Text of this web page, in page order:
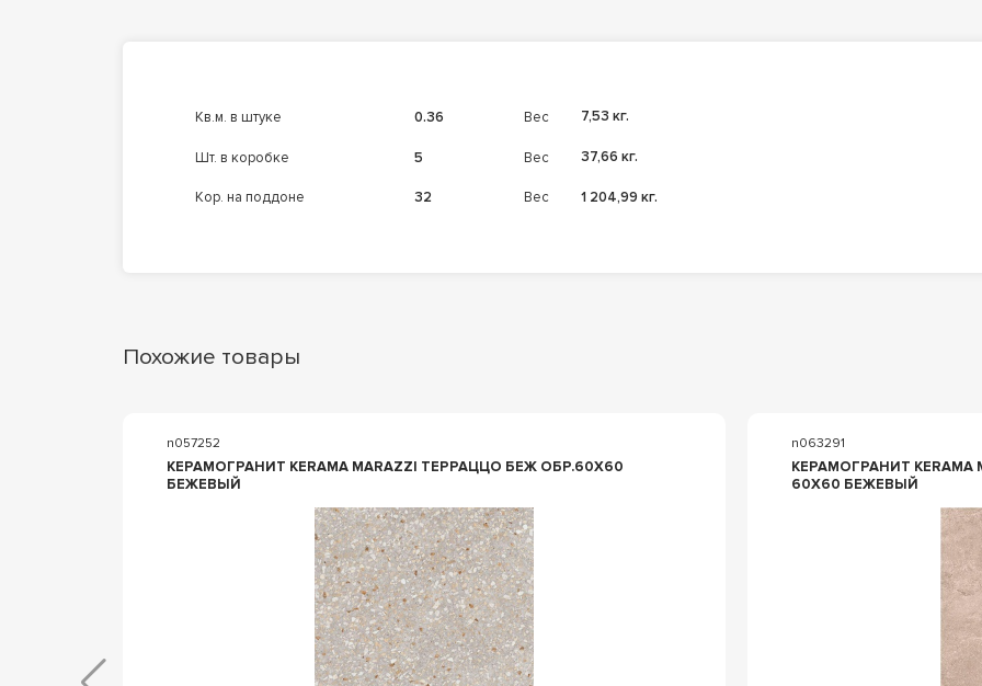
кв.м. в штуке 0.36 Вес 7,53 кг.
шт. в коробке 5 Вес 37,66 кг.
кор. на поддоне 32 Вес 1 204,99 кг.
Похожие товары
n057252
КЕРАМОГРАНИТ KERAMA MARAZZI ТЕРРАЦЦО БЕЖ ОБР.60X60
БЕЖЕВЫЙ
n063291
КЕРАМОГРАНИТ KERAMA
60Х60 БЕЖЕВЫЙ